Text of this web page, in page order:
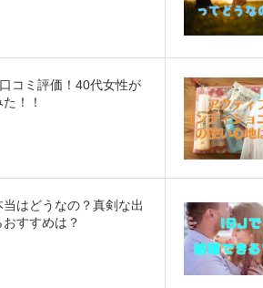
コミ評価！40代女性が
！！
はどうなの？真剣な出
すすめは？